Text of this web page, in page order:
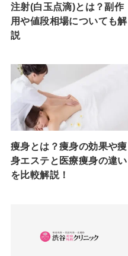
注射(白玉点滴)とは？副作
用や値段相場についても解
説
痩身とは？痩身の効果や痩
身エステと医療痩身の違い
を比較解説！